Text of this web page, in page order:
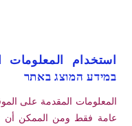
استخدام
במידע המוצג באתר
المعلومات المقدمة على
عامة فقط ومن الممكن أن